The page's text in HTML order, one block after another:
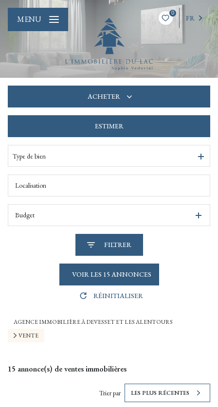
0
FR
MENU
ACHETER
De l'immo pro
ESTIMER
Type de bien
Budget
FILTRER
VOIR LES 15 ANNONCES
RÉINITIALISER
AGENCE IMMOBILIÈRE À DEVESSET ET LES ALENTOURS
VENTE
15 annonce(s) de ventes immobilières
Trier par LES PLUS RÉCENTES